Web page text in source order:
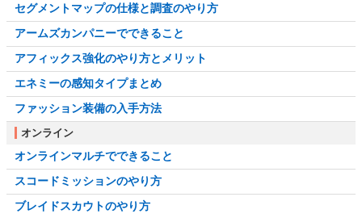
セグメントマップの仕様と調査のやり方
アームズカンパニーでできること
アフィックス強化のやり方とメリット
エネミーの感知タイプまとめ
ファッション装備の入手方法
オンライン
オンラインマルチでできること
スコードミッションのやり方
ブレイドスカウトのやり方